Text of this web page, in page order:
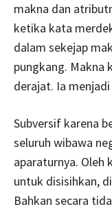
makna dan
ketika kata
dalam sekejap
pungkang. Makna
derajat. Ia
Subversif karena
seluruh wibawa
aparaturnya. Oleh
untuk disisihkan,
Bahkan secara